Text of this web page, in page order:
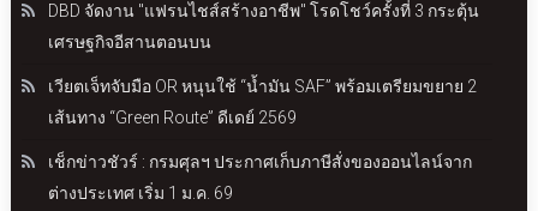
DBD จัดงาน "แฟรนไชส์สร้างอาชีพ" โรดโชว์ครั้งที่ 3 กระตุ้น
เศรษฐกิจอีสานตอนบน
เวียตเจ็ทจับมือ OR หนุนใช้ “น้ำมัน SAF” พร้อมเตรียมขยาย 2
เส้นทาง “Green Route” ดีเดย์ 2569
เช็กข่าวชัวร์ : กรมศุลฯ ประกาศเก็บภาษีสั่งของออนไลน์จาก
ต่างประเทศ เริ่ม 1 ม.ค. 69